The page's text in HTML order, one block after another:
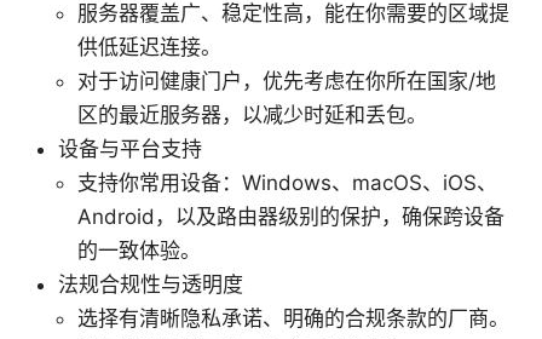
服务器覆盖广、稳定性高，能在你需要的区域提
供低延迟连接。
对于访问健康门户，优先考虑在你所在国家/地
区的最近服务器，以减少时延和丢包。
设备与平台支持
支持你常用设备：Windows、macOS、iOS、
Android，以及路由器级别的保护，确保跨设备
的一致体验。
法规合规性与透明度
选择有清晰隐私承诺、明确的合规条款的厂商。